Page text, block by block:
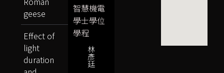
智慧機電
學士學位
學程
林
彥
廷
geese
Effect of
light
duration